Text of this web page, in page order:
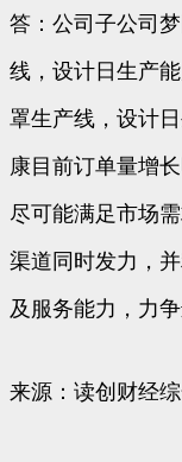
答：公司子公司
线，设计日生产
罩生产线，设计
康目前订单量增
尽可能满足市场
渠道同时发力，
及服务能力，力
来源：读创财经